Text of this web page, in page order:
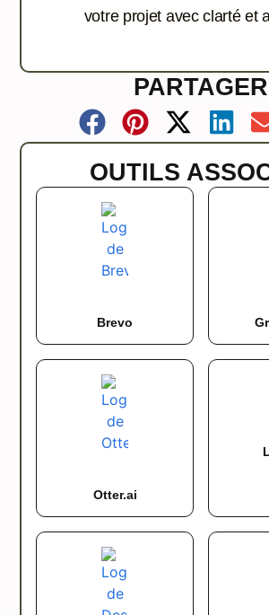
votre projet avec clarté et
PARTAGER
OUTILS
Brevo
Otter.ai